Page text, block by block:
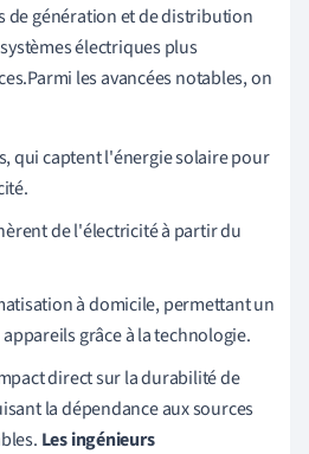
de génération et de distribution
électriques plus
les avancées notables, on
qui captent l'énergie solaire pour
de l'électricité à partir du
à domicile, permettant un
appareils grâce à la technologie.
direct sur la durabilité de
la dépendance aux sources
Les ingénieurs